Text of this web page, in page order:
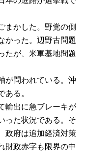
まかした。野党の側
かった。辺野古問題
たが、米軍基地問題
が問われている。沖
ある。
輸出に急ブレーキが
った状況である。そ
政府は追加経済対策
財政赤字も限界の中